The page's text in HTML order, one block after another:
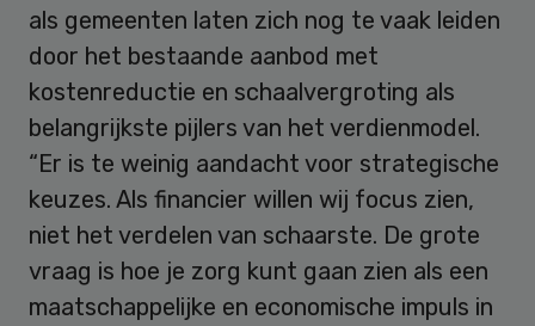
als gemeenten laten zich nog te vaak leiden
door het bestaande aanbod met
kostenreductie en schaalvergroting als
belangrijkste pijlers van het verdienmodel.
“Er is te weinig aandacht voor strategische
keuzes. Als financier willen wij focus zien,
niet het verdelen van schaarste. De grote
vraag is hoe je zorg kunt gaan zien als een
maatschappelijke en economische impuls in